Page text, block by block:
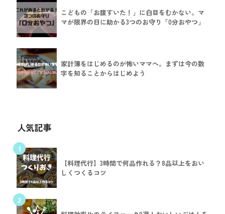
こどもの「お腹すいた！」に白目をむかない。マ
マが限界の日に助かる3つのお守り「0分おやつ」
家計簿をはじめるのが怖いママへ。まずは今の数
字を知ることからはじめよう
人気記事
1
【料理代行】3時間で何品作れる？8品以上をおい
しくつくるコツ
2